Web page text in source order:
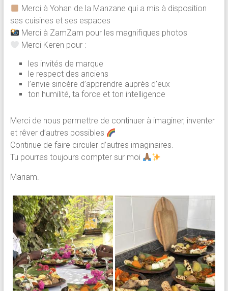
Merci à Yohan de la Manzane qui a mis à disposition
ses cuisines et ses espaces
Merci à ZamZam pour les magnifiques photos
Merci Keren pour :
les invités de marque
le respect des anciens
l’envie sincère d’apprendre auprès d’eux
ton humilité, ta force et ton intelligence
Merci de nous permettre de continuer à imaginer, inventer
et rêver d’autres possibles
Continue de faire circuler d’autres imaginaires.
Tu pourras toujours compter sur moi
Mariam.